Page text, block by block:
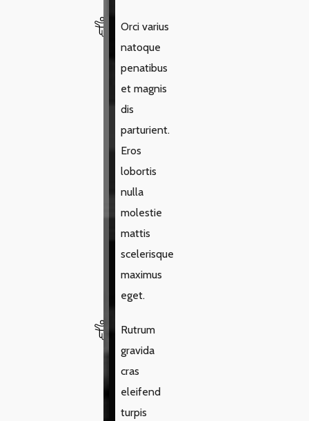
Orci varius
natoque
penatibus
et magnis
dis
parturient.
Eros
lobortis
nulla
molestie
mattis
scelerisque
maximus
eget.
Rutrum
gravida
cras
eleifend
turpis